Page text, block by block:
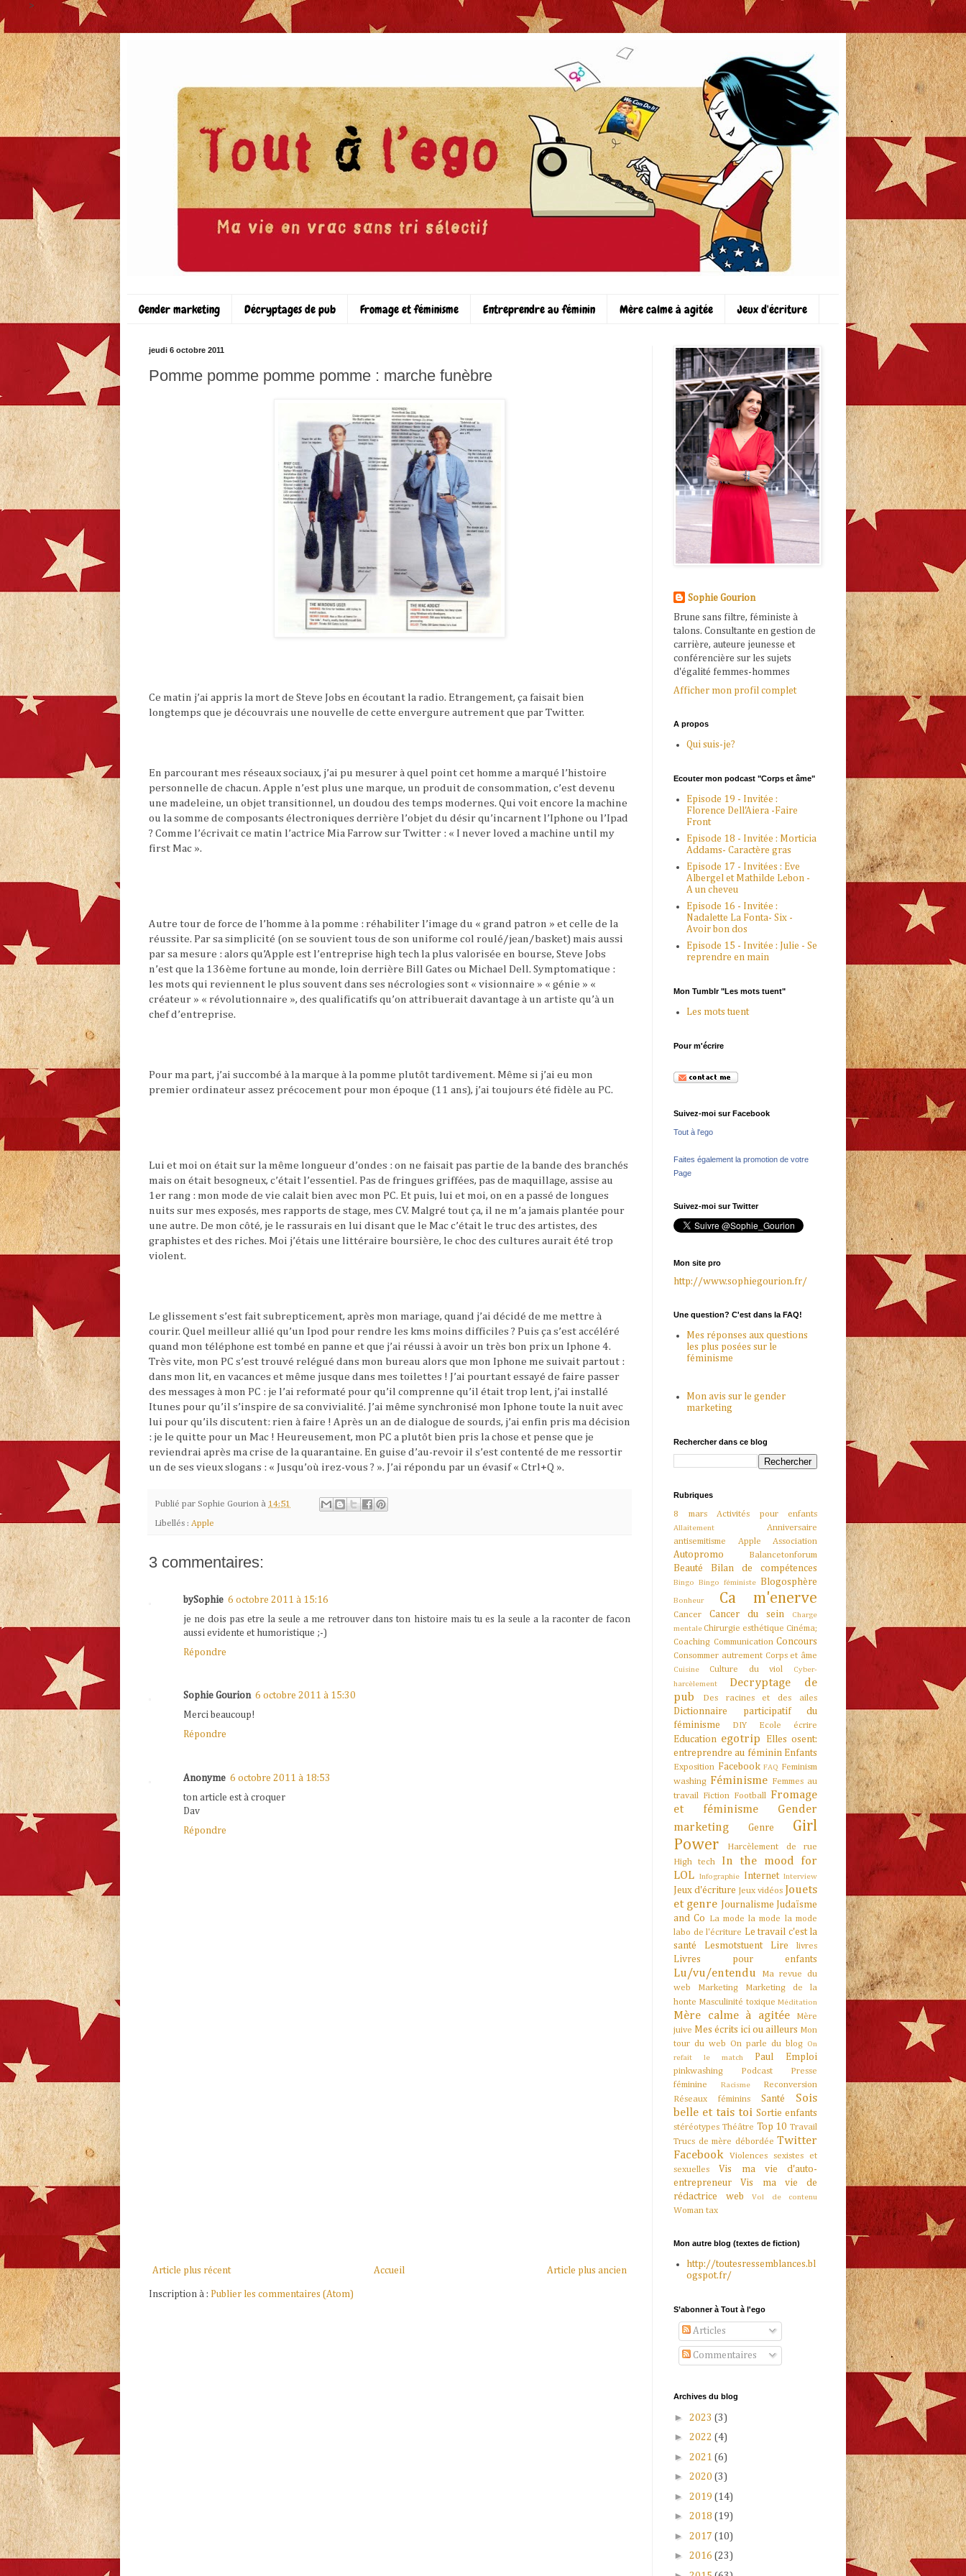
>
Gender marketing Décryptages de pub Fromage et féminisme Entreprendre au féminin Mère calme à agitée Jeux d'écriture
jeudi 6 octobre 2011
Pomme pomme pomme pomme : marche funèbre
Ce matin j’ai appris la mort de Steve Jobs en écoutant la radio. Etrangement, ça faisait bien
longtemps que je découvrais une nouvelle de cette envergure autrement que par Twitter.
En parcourant mes réseaux sociaux, j’ai pu mesurer à quel point cet homme a marqué l’histoire
personnelle de chacun. Apple n’est plus une marque, un produit de consommation, c’est devenu
une madeleine, un objet transitionnel, un doudou des temps modernes. Qui voit encore la machine
ou la somme de composants électroniques derrière l’objet du désir qu’incarnent l’Iphone ou l’Ipad
? Comme l’écrivait ce matin l’actrice Mia Farrow sur Twitter : « I never loved a machine until my
first Mac ».
Autre tour de force de l’homme à la pomme : réhabiliter l’image du « grand patron » et celle de la
réussite. Par sa simplicité (on se souvient tous de son uniforme col roulé/jean/basket) mais aussi
par sa mesure : alors qu’Apple est l’entreprise high tech la plus valorisée en bourse, Steve Jobs
n’est que la 136ème fortune au monde, loin derrière Bill Gates ou Michael Dell. Symptomatique :
les mots qui reviennent le plus souvent dans ses nécrologies sont « visionnaire » « génie » «
créateur » « révolutionnaire », des qualificatifs qu’on attribuerait davantage à un artiste qu’à un
chef d’entreprise.
Pour ma part, j’ai succombé à la marque à la pomme plutôt tardivement. Même si j’ai eu mon
premier ordinateur assez précocement pour mon époque (11 ans), j’ai toujours été fidèle au PC.
Lui et moi on était sur la même longueur d’ondes : on ne faisait pas partie de la bande des branchés
mais on était besogneux, c’était l’essentiel. Pas de fringues griffées, pas de maquillage, assise au
1er rang : mon mode de vie calait bien avec mon PC. Et puis, lui et moi, on en a passé de longues
nuits sur mes exposés, mes rapports de stage, mes CV. Malgré tout ça, il ne m’a jamais plantée pour
une autre. De mon côté, je le rassurais en lui disant que le Mac c’était le truc des artistes, des
graphistes et des riches. Moi j’étais une littéraire boursière, le choc des cultures aurait été trop
violent.
Le glissement s’est fait subrepticement, après mon mariage, quand j’ai décidé de me mettre à
courir. Quel meilleur allié qu’un Ipod pour rendre les kms moins difficiles ? Puis ça s’est accéléré
quand mon téléphone est tombé en panne et que j’ai réussi à avoir un très bon prix un Iphone 4.
Très vite, mon PC s’est trouvé relégué dans mon bureau alors que mon Iphone me suivait partout :
dans mon lit, en vacances et même jusque dans mes toilettes ! J’ai pourtant essayé de faire passer
des messages à mon PC : je l’ai reformaté pour qu’il comprenne qu’il était trop lent, j’ai installé
Itunes pour qu’il s’inspire de sa convivialité. J’ai même synchronisé mon Iphone toute la nuit avec
lui pour qu’ils discutent: rien à faire ! Après un an de dialogue de sourds, j’ai enfin pris ma décision
: je le quitte pour un Mac ! Heureusement, mon PC a plutôt bien pris la chose et pense que je
reviendrai après ma crise de la quarantaine. En guise d’au-revoir il s’est contenté de me ressortir
un de ses vieux slogans : « Jusqu’où irez-vous ? ». J’ai répondu par un évasif « Ctrl+Q ».
Publié par Sophie Gourion à 14:51
Libellés : Apple
3 commentaires:
bySophie 6 octobre 2011 à 15:16
je ne dois pas etre la seule a me retrouver dans ton histoire mais tu es la seule a la raconter de facon
aussi evidente et humoristique ;-)
Répondre
Sophie Gourion 6 octobre 2011 à 15:30
Merci beaucoup!
Répondre
Anonyme 6 octobre 2011 à 18:53
ton article est à croquer
Dav
Répondre
Article plus récent Article plus ancien
Accueil
Inscription à : Publier les commentaires (Atom)
Sophie Gourion
Brune sans filtre, féministe à
talons. Consultante en gestion de
carrière, auteure jeunesse et
conférencière sur les sujets
d'égalité femmes-hommes
Afficher mon profil complet
A propos
Qui suis-je?
Ecouter mon podcast "Corps et âme"
Episode 19 - Invitée :
Florence Dell'Aiera -Faire
Front
Episode 18 - Invitée : Morticia
Addams- Caractère gras
Episode 17 - Invitées : Eve
Albergel et Mathilde Lebon -
A un cheveu
Episode 16 - Invitée :
Nadalette La Fonta- Six -
Avoir bon dos
Episode 15 - Invitée : Julie - Se
reprendre en main
Mon Tumblr "Les mots tuent"
Les mots tuent
Pour m'écrire
Suivez-moi sur Facebook
Tout à l'ego
Faites également la promotion de votre
Page
Suivez-moi sur Twitter
Mon site pro
http://www.sophiegourion.fr/
Une question? C'est dans la FAQ!
Mes réponses aux questions
les plus posées sur le
féminisme
Mon avis sur le gender
marketing
Rechercher dans ce blog
Rubriques
8 mars Activités pour enfants
Allaitement
Anniversaire
antisemitisme
Apple Association
Autopromo Balancetonforum
Beauté Bilan de compétences
Bingo Bingo féministe Blogosphère
Bonheur Ca m'enerve
Cancer Cancer du sein
Charge
mentaleChirurgie esthétique Cinéma;
Coaching Communication Concours
Consommer autrement Corps et âme
Cuisine Culture du viol
Cyber-
harcèlement
Decryptage de
pub
Des racines et des ailes
Dictionnaire participatif du
féminisme
DIY Ecole écrire
Education egotrip
Elles osent:
entreprendre au féminin Enfants
Exposition Facebook FAQ Feminism
washing Féminisme Femmes au
travail Fiction Football Fromage
et féminisme
Gender
marketing
Genre
Girl
Power
Harcèlement de rue
High tech
In the mood for
LOL
Infographie Internet Interview
Jeux d'écriture Jeux vidéos Jouets
et genre
Journalisme
Judaïsme
and Co
La mode la mode la mode
labo de l'écriture Le travail c'est la
santé
Lesmotstuent Lire livres
Livres pour enfants
Lu/vu/entendu
Ma revue du
web
Marketing
Marketing de la
honte Masculinité toxique Méditation
Mère calme à agitée
Mère
juive Mes écrits ici ou ailleurs Mon
tour du web On parle du blog
On
refait le match
Paul Emploi
pinkwashing Podcast
Presse
féminine
Racisme
Reconversion
Réseaux féminins
Santé
Sois
belle et tais toi Sortie enfants
stéréotypes Théâtre Top 10 Travail
Trucs de mère débordée Twitter
Facebook
Violences sexistes et
sexuelles
Vis ma vie d'auto-
entrepreneur
Vis ma vie de
rédactrice web
Vol de contenu
Woman tax
Mon autre blog (textes de fiction)
http://toutesressemblances.bl
ogspot.fr/
S’abonner à Tout à l'ego
Articles
Commentaires
Archives du blog
► 2023 (3)
► 2022 (4)
► 2021 (6)
► 2020 (3)
► 2019 (14)
► 2018 (19)
► 2017 (10)
► 2016 (23)